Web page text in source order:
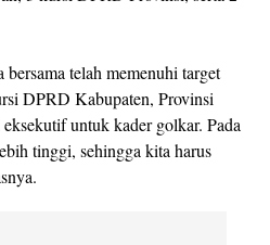
telah memenuhi target
DPRD Kabupaten, Provinsi
untuk kader golkar. Pada
tinggi, sehingga kita harus